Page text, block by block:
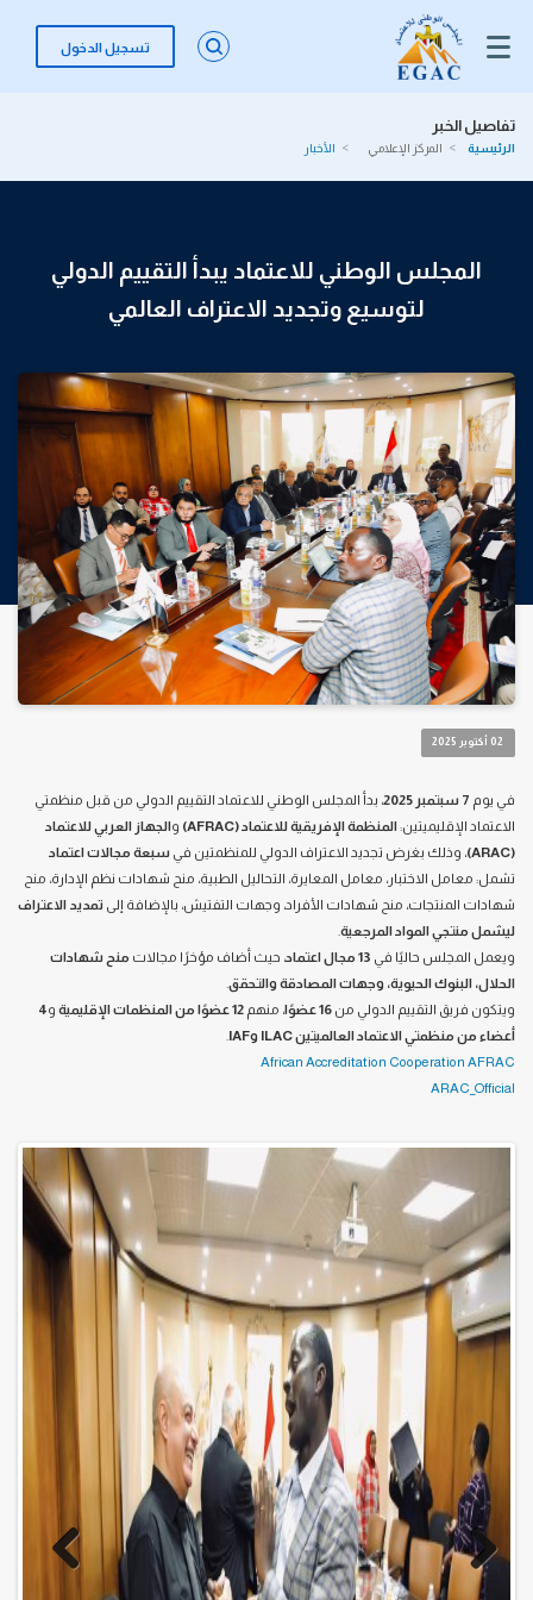
تسجيل الدخول
تفاصيل الخبر
الرئيسية المركز الإعلامي الأخبار
المجلس الوطني للاعتماد يبدأ التقييم الدولي
لتوسيع وتجديد الاعتراف العالمي
02 أكتوبر 2025
في يوم 7 سبتمبر 2025
، بدأ المجلس الوطني للاعتماد التقييم الدولي من قبل منظمتي
الاعتماد الإقليميتين:المنظمة الإفريقية للاعتماد (AFRAC) والجهاز العربي للاعتماد
(ARAC)
، وذلك بغرض تجديد الاعتراف الدولي للمنظمتين في سبعة مجالات اعتماد
تشمل: معامل الاختبار، معامل المعايرة، التحاليل الطبية، منح شهادات نظم الإدارة، منح
شهادات المنتجات، منح شهادات الأفراد، وجهات التفتيش، بالإضافة إلى تمديد الاعتراف
ليشمل منتجي المواد المرجعية
ويعمل المجلس حاليًا في 13 مجال اعتماد ، حيث أضاف مؤخرًا مجالات منح شهادات
الحلال، البنوك الحيوية، وجهات المصادقة والتحقق
ويتكون فريق التقييم الدولي من 16 عضوًا ، منهم 12 عضوًا من المنظمات الإقليمية و4
أعضاء من منظمتي الاعتماد العالميتين ILAC وIAF
African Accreditation Cooperation AFRAC
ARAC_Official
Next